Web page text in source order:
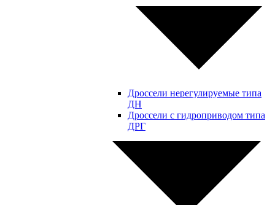
Дроссели нерегулируемые типа
ДН
Дроссели с гидроприводом типа
ДРГ